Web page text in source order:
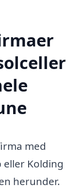
med
eller Kolding
herunder.